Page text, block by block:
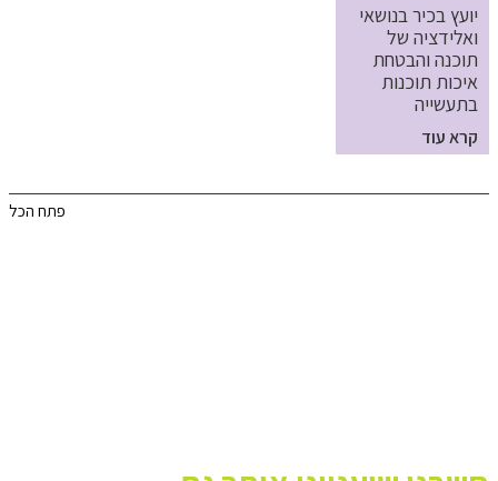
יועץ בכיר בנושאי
ואלידציה של
תוכנה והבטחת
איכות תוכנות
בתעשייה
קרא עוד
פתח הכל